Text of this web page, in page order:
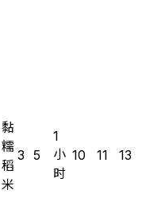
黏
糯
稻
米
3 5
1
小
时
10 11 13